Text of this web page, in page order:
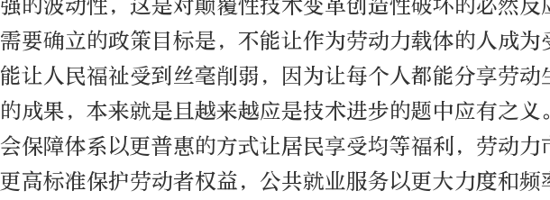
强的波动性，这是对颠覆性技术变革创造性破坏的必然反
需要确立的政策目标是，不能让作为劳动力载体的人成为
能让人民福祉受到丝毫削弱，因为让每个人都能分享劳动
的成果，本来就是且越来越应是技术进步的题中应有之义
会保障体系以更普惠的方式让居民享受均等福利，劳动力
更高标准保护劳动者权益，公共就业服务以更大力度和频